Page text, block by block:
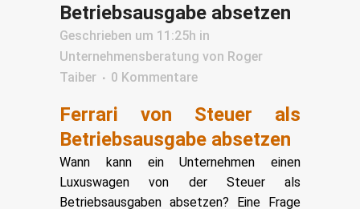
Betriebsausgabe absetzen
Geschrieben um 11:25h in
Unternehmensberatung von Roger
Taiber
0 Kommentare
Ferrari von Steuer als
Betriebsausgabe absetzen
Wann kann ein Unternehmen einen
Luxuswagen von der Steuer als
Betriebsausgaben absetzen? Eine Frage